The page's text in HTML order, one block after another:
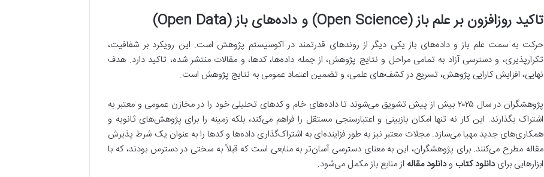
تاکید روزافزون بر علم باز (Open Science) و داده‌های باز (Open Data)
حرکت به سمت علم باز و داده‌های باز یکی دیگر از روندهای قدرتمند در اکوسیستم پژوهش است. این رویکرد بر شفافیت،
تکرارپذیری، و دسترسی آزاد به تمامی مراحل و نتایج پژوهش، از جمله داده‌ها، کدها، و مقالات منتشر شده، تاکید دارد. هدف
نهایی، افزایش کارایی پژوهش، تسریع در کشف‌های علمی، و تضمین اعتماد عمومی به نتایج پژوهش است.
پژوهشگران در سال ۲۰۲۵ بیش از پیش تشویق می‌شوند تا داده‌های خام و کدهای تحلیلی خود را در مخازن عمومی و معتبر به
اشتراک بگذارند. این کار نه تنها امکان بازبینی و اعتبارسنجی مستقل را فراهم می‌کند، بلکه زمینه را برای پژوهش‌های ثانویه و
همکاری‌های جدید مهیا می‌سازد. مجلات معتبر نیز به طور فزاینده‌ای به اشتراک‌گذاری داده‌ها و کدها را به عنوان یک شرط پذیرش
مقاله مطرح می‌کنند. برای پژوهشگران، این به معنای دسترسی آسان‌تر به منابعی است که قبلاً به سختی در دسترس بودند، که با
ابزارهایی برایدانلود کتاب ودانلود مقاله از منابع باز مکمل می‌شود.